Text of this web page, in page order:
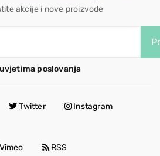
akcije i nove proizvode
poslovanja
Twitter Instagram
Vimeo RSS